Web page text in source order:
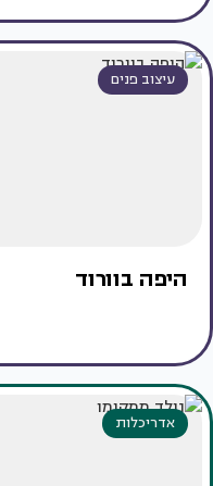
עיצוב פנים
היפה בוורוד
אדריכלות